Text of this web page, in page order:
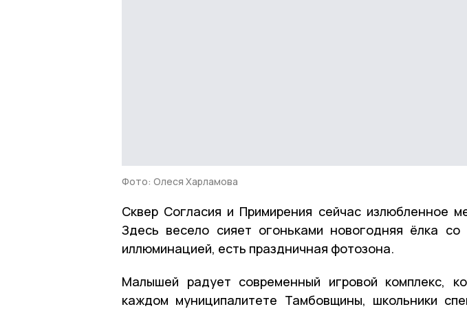
Фото: Олеся Харламова
Сквер Согласия и Примирения сейчас излюбленное
Здесь весело сияет огоньками новогодняя ёлка со
иллюминацией, есть праздничная фотозона.
Малышей радует современный игровой комплекс,
каждом муниципалитете Тамбовщины, школьники